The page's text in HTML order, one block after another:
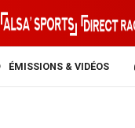
ÉMISSIONS & VIDÉOS